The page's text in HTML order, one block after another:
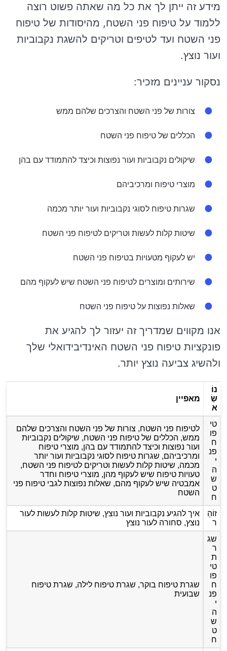
מידע זה ייתן לך את כל מה שאתה פשוט רוצה
ללמוד על טיפוח פני השטח, מהיסודות של טיפוח
פני השטח ועד לטיפים וטריקים להשגת נקבוביות
ועור נוצץ.
נסקור עניינים מזכיר:
צורות של פני השטח והצרכים שלהם ממש
הכללים של טיפוח פני השטח
שיקולים נקבוביות ועור נפוצות וכיצד להתמודד עם בהן
מוצרי טיפוח ומרכיביהם
שגרות טיפוח לסוגי נקבוביות ועור יותר מכמה
שיטות קלות לעשות וטריקים לטיפוח פני השטח
יש לעקוף מטעויות בטיפוח פני השטח
שירותים ומוצרים לטיפוח פני השטח שיש לעקוף מהם
שאלות נפוצות על טיפוח פני השטח
אנו מקווים שמדריך זה יעזור לך להגיע את
פונקציות טיפוח פני השטח האינדיבידואלי שלך
ולהשיג צביעה נוצץ יותר.
נוֹ
שֵׂ
א
מאפיין
טי
פו
ח
פנ
י
ה
ש
ט
ח
לטיפוח פני השטח, צורות של פני השטח והצרכים שלהם
ממש, הכללים של טיפוח פני השטח, שיקולים נקבוביות
ועור נפוצות וכיצד להתמודד עם בהן, מוצרי טיפוח
ומרכיביהם, שגרות טיפוח לסוגי נקבוביות ועור יותר
מכמה, שיטות קלות לעשות וטריקים לטיפוח פני השטח,
טעויות טיפוח שיש לעקוף מהן, מוצרי טיפוח וחדר
אמבטיה שיש לעקוף מהם, שאלות נפוצות לגבי טיפוח פני
השטח
זוֹהַ
ר
איך להגיע נקבוביות ועור נוצץ, שיטות קלות לעשות לעור
נוצץ, סחורה לעור נוצץ
שג
ר
ת
טי
פו
ח
פנ
י
ה
ש
ט
ח
שגרת טיפוח בוקר, שגרת טיפוח לילה, שגרת טיפוח
שבועית